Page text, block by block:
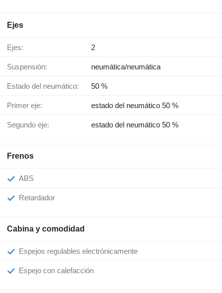
Ejes
Ejes: 2
Suspensión: neumática/neumática
Estado del neumático: 50 %
Primer eje: estado del neumático 50 %
Segundo eje: estado del neumático 50 %
Frenos
ABS
Retardador
Cabina y comodidad
Espejos regulables electrónicamente
Espejo con calefacción